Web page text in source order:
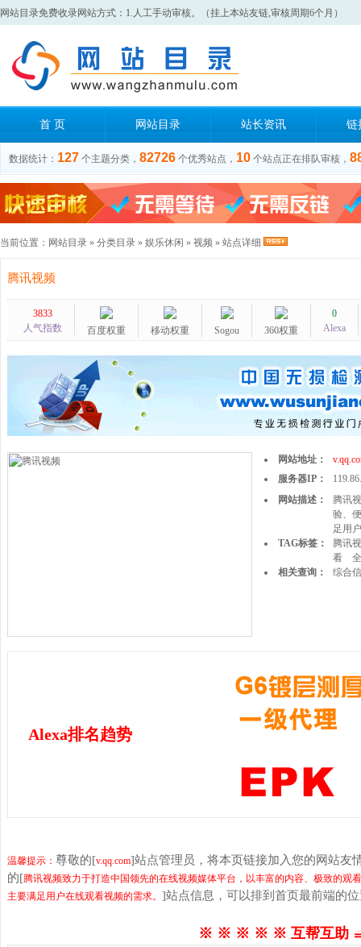
网站目录免费收录网站方式：1.人工手动审核。（挂上本站友链,审核周期6个月）
首 页 网站目录 站长资讯 链
数据统计： 127 个主题分类， 82726 个优秀站点， 10 个站点正在排队审核，
当前位置： 网站目录 » 分类目录 » 娱乐休闲 » 视频 » 站点详细
腾讯视频
3833
人气指数
百度权重 移动权重 Sogou 360权重
0
Alexa
网站地址：
服务器IP：
网站描述：
腾讯
验、
足用
TAG标签：
腾讯
看
相关查询：
综合
Alexa排名趋势
温馨提示： 尊敬的[v.qq.com]站点管理员，将本页链接加入您的网站友
的[腾讯视频致力于打造中国领先的在线视频媒体平台，以丰富的内容、极致的
主要满足用户在线观看视频的需求。 ]站点信息，可以排到首页最前端的
※ ※ ※ ※ ※ 互帮互助